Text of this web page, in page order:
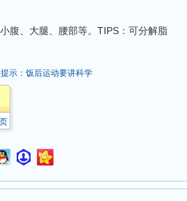
、大腿、腰部等。TIPS：可分解脂
示：饭后运动要讲科学